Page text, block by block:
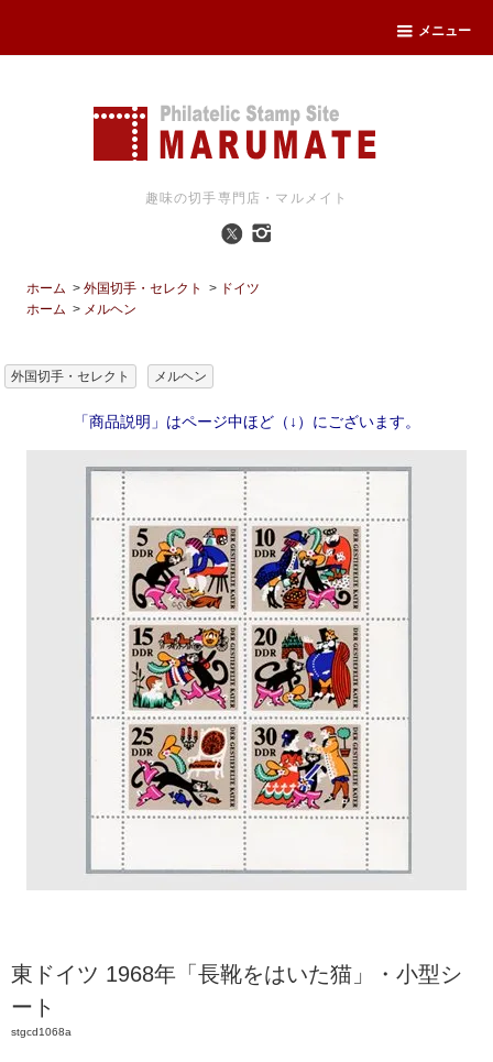
メニュー
趣味の切手専門店・マルメイト
ホーム >外国切手・セレクト > ドイツ
ホーム > メルヘン
外国切手・セレクト メルヘン
「商品説明」はページ中ほど（↓）にございます。
東ドイツ 1968年「長靴をはいた猫」・小型シ
ート
stgcd1068a